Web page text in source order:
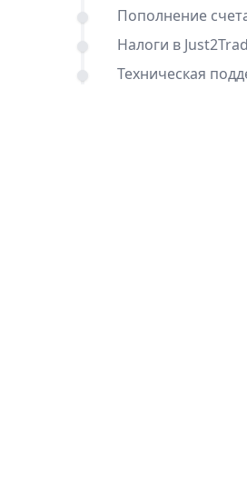
Пополнение
Налоги в
Техническая